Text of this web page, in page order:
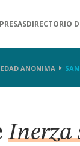
DIRECTORIO
ANONIMA
Inerza